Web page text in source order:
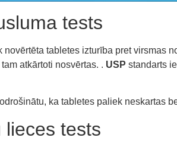
tests
novērtēta tabletes izturība pret virsmas
atkārtoti nosvērtas. . USP standarts
ka tabletes paliek neskartas
lieces tests